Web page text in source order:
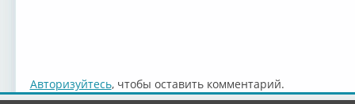
Авторизуйтесь, чтобы оставить комментарий.